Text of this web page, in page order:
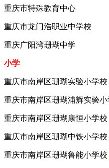
重庆市特殊教育中心
重庆市龙门浩职业中学校
重庆广阳湾珊瑚中学
小学
重庆市南岸区珊瑚实验小学校
重庆市南岸区珊瑚浦辉实验小
重庆市南岸区珊瑚康恒小学校
重庆市南岸区珊瑚中铁小学校
重庆市南岸区珊瑚鲁能小学校